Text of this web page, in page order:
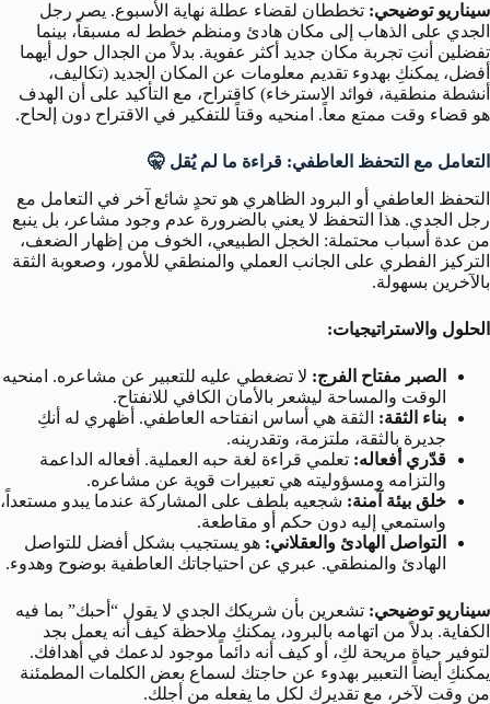
سيناريو توضيحي: تخططان لقضاء عطلة نهاية الأسبوع. يصر رجل
الجدي على الذهاب إلى مكان هادئ ومنظم خطط له مسبقاً، بينما
تفضلين أنتِ تجربة مكان جديد أكثر عفوية. بدلاً من الجدال حول أيهما
أفضل، يمكنكِ بهدوء تقديم معلومات عن المكان الجديد (تكاليف،
أنشطة منطقية، فوائد الاسترخاء) كاقتراح، مع التأكيد على أن الهدف
هو قضاء وقت ممتع معاً. امنحيه وقتاً للتفكير في الاقتراح دون إلحاح.
التعامل مع التحفظ العاطفي: قراءة ما لم يُقل 🤫
التحفظ العاطفي أو البرود الظاهري هو تحدٍ شائع آخر في التعامل مع
رجل الجدي. هذا التحفظ لا يعني بالضرورة عدم وجود مشاعر، بل ينبع
من عدة أسباب محتملة: الخجل الطبيعي، الخوف من إظهار الضعف،
التركيز الفطري على الجانب العملي والمنطقي للأمور، وصعوبة الثقة
بالآخرين بسهولة.
الحلول والاستراتيجيات:
الصبر مفتاح الفرج: لا تضغطي عليه للتعبير عن مشاعره. امنحيه
الوقت والمساحة ليشعر بالأمان الكافي للانفتاح.
بناء الثقة: الثقة هي أساس انفتاحه العاطفي. أظهري له أنكِ
جديرة بالثقة، ملتزمة، وتقدرينه.
قدّري أفعاله: تعلمي قراءة لغة حبه العملية. أفعاله الداعمة
والتزامه ومسؤوليته هي تعبيرات قوية عن مشاعره.
خلق بيئة آمنة: شجعيه بلطف على المشاركة عندما يبدو مستعداً،
واستمعي إليه دون حكم أو مقاطعة.
التواصل الهادئ والعقلاني: هو يستجيب بشكل أفضل للتواصل
الهادئ والمنطقي. عبري عن احتياجاتك العاطفية بوضوح وهدوء.
سيناريو توضيحي: تشعرين بأن شريكك الجدي لا يقول “أحبك” بما فيه
الكفاية. بدلاً من اتهامه بالبرود، يمكنكِ ملاحظة كيف أنه يعمل بجد
لتوفير حياة مريحة لكِ، أو كيف أنه دائماً موجود لدعمك في أهدافك.
يمكنكِ أيضاً التعبير بهدوء عن حاجتك لسماع بعض الكلمات المطمئنة
من وقت لآخر، مع تقديرك لكل ما يفعله من أجلك.